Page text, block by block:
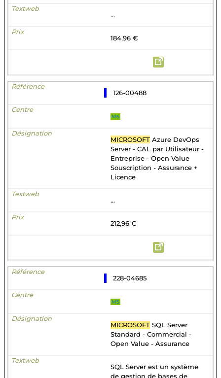
...
184,96 €
126-00488
MS
MICROSOFT Azure DevOps
Server - CAL par Utilisateur -
Entreprise - Open Value
Souscription - Assurance +
Licence
...
212,96 €
228-04685
MS
MICROSOFT SQL Server
Standard - Commercial -
Open Value - Assurance
SQL Server est un système
de gestion de bases de